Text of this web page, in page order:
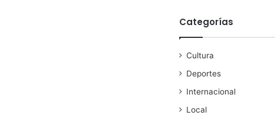
Categorías
Cultura
Deportes
Internacional
Local